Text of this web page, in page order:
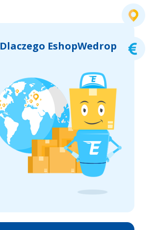
Dlaczego EshopWedrop